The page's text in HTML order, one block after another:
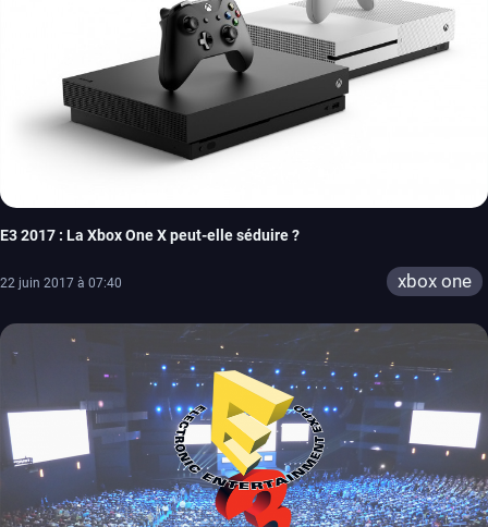
E3 2017 : La Xbox One X peut-elle séduire ?
22 juin 2017 à 07:40 xbox one